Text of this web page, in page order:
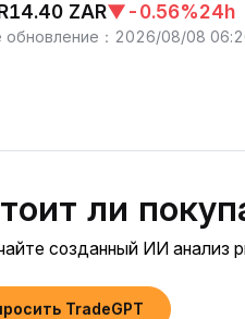
ZAR▼-0.56%24h
： 2026/08/08
ли
созданный ИИ анализ
TradeGPT